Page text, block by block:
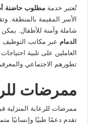
تُعتبر خدمةمطلوب حاضنة
الأسر المقيمة بالمنطقة.
شاملة وآمنة للأطفال.
الدمام عبر مكاتب التوظيف
العاملين على تلبية
تطورهم الاجتماعي
ممرضات
ممرضات للرعاية المنزلية
تقدم دعمًا طبيًا وإنسانيًا